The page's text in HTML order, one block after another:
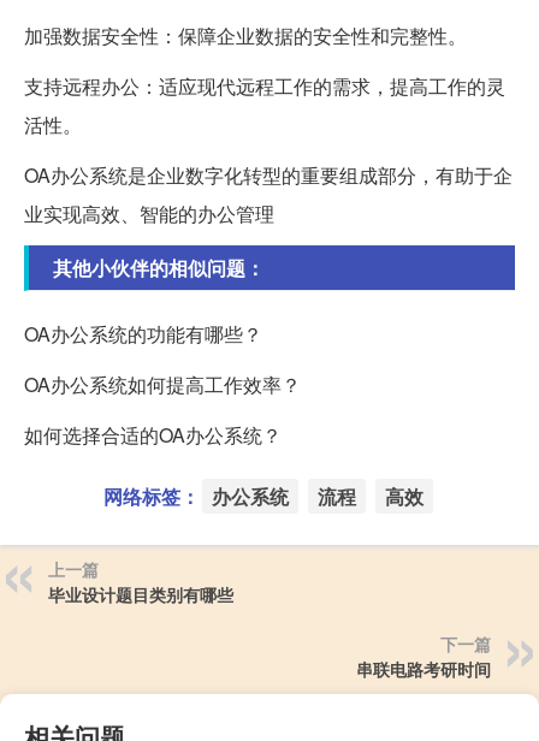
加强数据安全性：保障企业数据的安全性和完整性。
支持远程办公：适应现代远程工作的需求，提高工作的灵
活性。
OA办公系统是企业数字化转型的重要组成部分，有助于企
业实现高效、智能的办公管理
其他小伙伴的相似问题：
OA办公系统的功能有哪些？
OA办公系统如何提高工作效率？
如何选择合适的OA办公系统？
网络标签： 办公系统 流程 高效
上一篇
毕业设计题目类别有哪些
下一篇
串联电路考研时间